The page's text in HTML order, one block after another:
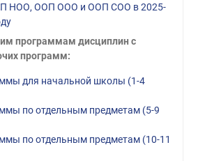
НОО, ООП ООО и ООП СОО в 2025-
программам дисциплин с
программ:
для начальной школы (1-4
по отдельным предметам (5-9
по отдельным предметам (10-11